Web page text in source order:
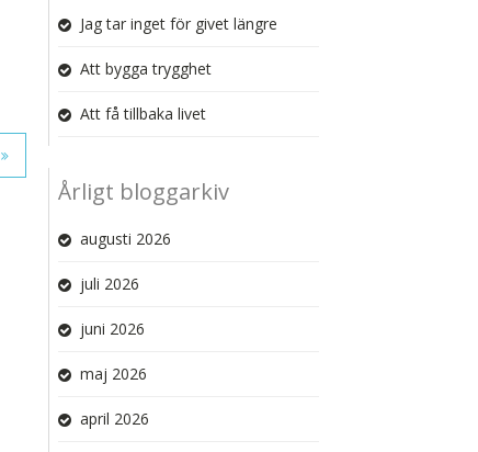
Jag tar inget för givet längre
Att bygga trygghet
Att få tillbaka livet
Årligt bloggarkiv
augusti 2026
juli 2026
juni 2026
maj 2026
april 2026